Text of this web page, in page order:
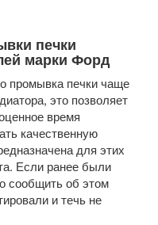
печки
марки Форд
промывка печки чаще
это позволяет
время
качественную
для этих
Если ранее были
сообщить об этом
и течь не